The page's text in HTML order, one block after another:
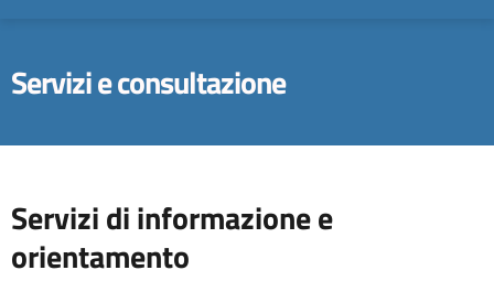
Servizi e consultazione
Servizi di informazione e
orientamento